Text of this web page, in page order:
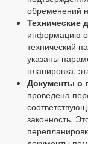
обременений
Технические
информацию о
технический
указаны
планировка,
Документы о
проведена
законность.